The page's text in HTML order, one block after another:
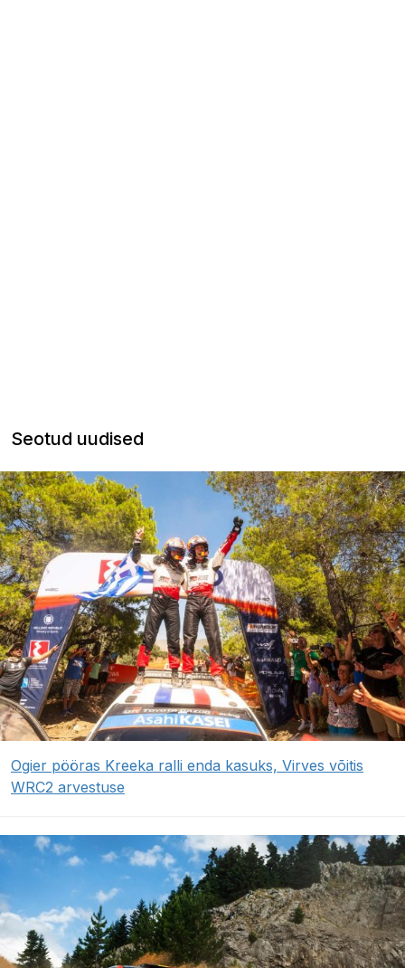
Seotud uudised
Ogier pööras Kreeka ralli enda kasuks, Virves võitis
WRC2 arvestuse